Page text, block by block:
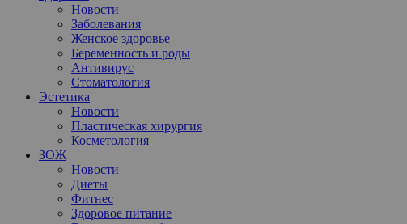
Новости
Заболевания
Женское здоровье
Беременность и роды
Антивирус
Стоматология
Эстетика
Новости
Пластическая хирургия
Косметология
ЗОЖ
Новости
Диеты
Фитнес
Здоровое питание